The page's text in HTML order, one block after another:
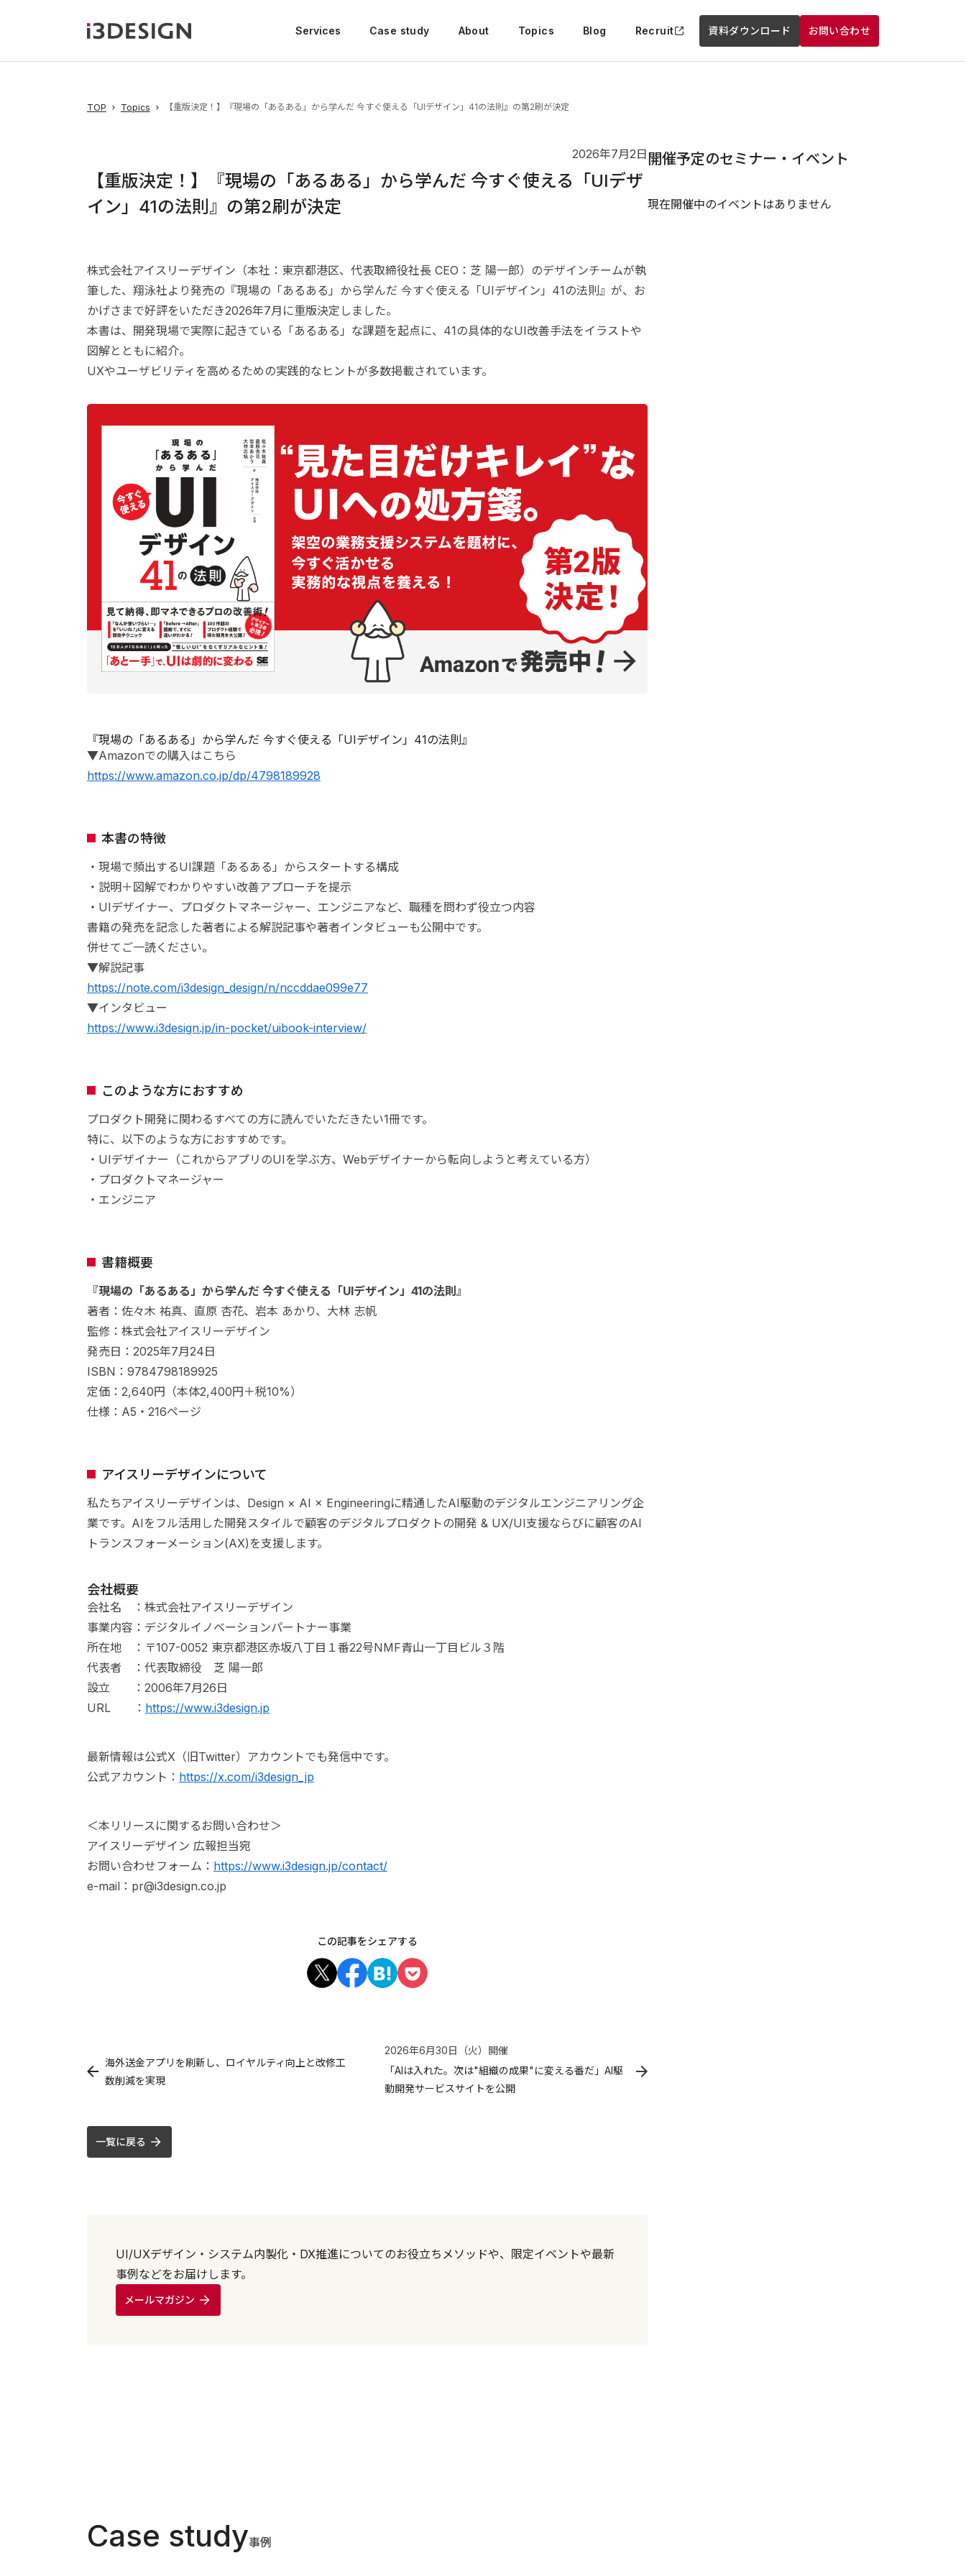
Services Case study About Topics Blog Recruit 資料ダウンロード お問い合わせ
TOP Topics 【重版決定！】『現場の「あるある」から学んだ 今すぐ使える「UIデザイン」41の法則』の第2刷が決定
2026年7月2日
【重版決定！】『現場の「あるある」から学んだ 今すぐ使える「UIデザ
イン」41の法則』の第2刷が決定
株式会社アイスリーデザイン（本社：東京都港区、代表取締役社長 CEO：芝 陽一郎）のデザインチームが執
筆した、翔泳社より発売の『現場の「あるある」から学んだ 今すぐ使える「UIデザイン」41の法則』が、お
かげさまで好評をいただき2026年7月に重版決定しました。
本書は、開発現場で実際に起きている「あるある」な課題を起点に、41の具体的なUI改善手法をイラストや
図解とともに紹介。
UXやユーザビリティを高めるための実践的なヒントが多数掲載されています。
『現場の「あるある」から学んだ 今すぐ使える「UIデザイン」41の法則』
▼Amazonでの購入はこちら
https://www.amazon.co.jp/dp/4798189928
本書の特徴
・現場で頻出するUI課題「あるある」からスタートする構成
・説明＋図解でわかりやすい改善アプローチを提示
・UIデザイナー、プロダクトマネージャー、エンジニアなど、職種を問わず役立つ内容
書籍の発売を記念した著者による解説記事や著者インタビューも公開中です。
併せてご一読ください。
▼解説記事
https://note.com/i3design_design/n/nccddae099e77
▼インタビュー
https://www.i3design.jp/in-pocket/uibook-interview/
このような方におすすめ
プロダクト開発に関わるすべての方に読んでいただきたい1冊です。
特に、以下のような方におすすめです。
・UIデザイナー（これからアプリのUIを学ぶ方、Webデザイナーから転向しようと考えている方）
・プロダクトマネージャー
・エンジニア
書籍概要
『現場の「あるある」から学んだ 今すぐ使える「UIデザイン」41の法則』
著者：佐々木 祐真、直原 杏花、岩本 あかり、大林 志帆
監修：株式会社アイスリーデザイン
発売日：2025年7月24日
ISBN：9784798189925
定価：2,640円（本体2,400円＋税10%）
仕様：A5・216ページ
アイスリーデザインについて
私たちアイスリーデザインは、Design × AI × Engineeringに精通したAI駆動のデジタルエンジニアリング企
業です。AIをフル活用した開発スタイルで顧客のデジタルプロダクトの開発 & UX/UI支援ならびに顧客のAI
トランスフォーメーション(AX)を支援します。
会社概要
会社名 ：株式会社アイスリーデザイン
事業内容：デジタルイノベーションパートナー事業
所在地 ：〒107-0052 東京都港区赤坂八丁目１番22号NMF青山一丁目ビル３階
代表者 ：代表取締役 芝 陽一郎
設立 ：2006年7月26日
URL ： https://www.i3design.jp
最新情報は公式X（旧Twitter）アカウントでも発信中です。
公式アカウント： https://x.com/i3design_jp
＜本リリースに関するお問い合わせ＞
アイスリーデザイン 広報担当宛
お問い合わせフォーム： https://www.i3design.jp/contact/
e-mail：pr@i3design.co.jp
この記事をシェアする
海外送金アプリを刷新し、ロイヤルティ向上と改修工
数削減を実現
2026年6月30日（火） 開催
「AIは入れた。次は"組織の成果"に変える番だ」AI駆
動開発サービスサイトを公開
一覧に戻る
開催予定のセミナー・イベント
現在開催中のイベントはありません
UI/UXデザイン・システム内製化・DX推進についてのお役立ちメソッドや、限定イベントや最新
事例などをお届けします。
メールマガジン
Case study事例